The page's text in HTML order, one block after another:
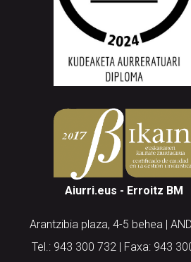
Aiurri.eus - Erroitz BM
Arantzibia plaza, 4-5 behea |
Tel.: 943 300 732 | Faxa: 943